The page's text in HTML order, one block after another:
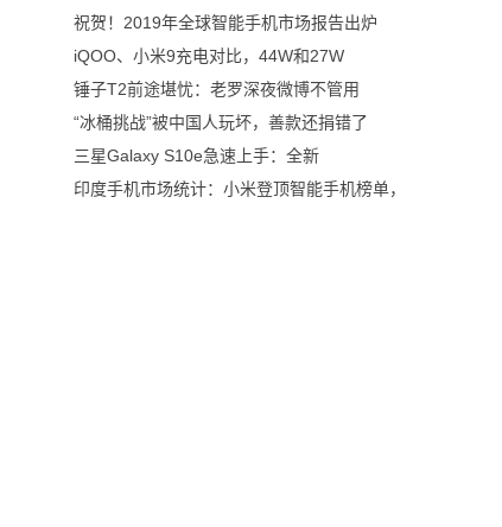
祝贺！2019年全球智能手机市场报告出炉
iQOO、小米9充电对比，44W和27W
锤子T2前途堪忧：老罗深夜微博不管用
“冰桶挑战”被中国人玩坏，善款还捐错了
三星Galaxy S10e急速上手：全新
印度手机市场统计：小米登顶智能手机榜单，